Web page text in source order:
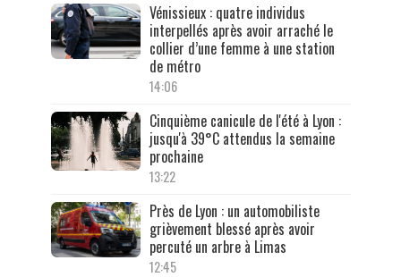
Vénissieux : quatre individus
interpellés après avoir arraché le
collier d’une femme à une station
de métro
14:06
Cinquième canicule de l'été à Lyon :
jusqu'à 39°C attendus la semaine
prochaine
13:22
Près de Lyon : un automobiliste
grièvement blessé après avoir
percuté un arbre à Limas
12:45